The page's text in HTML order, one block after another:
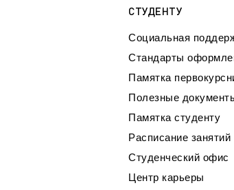
СТУДЕНТУ
Социальная
Стандарты
Памятка
Полезные
Памятка студенту
Расписание занятий
Студенческий офис
Центр карьеры